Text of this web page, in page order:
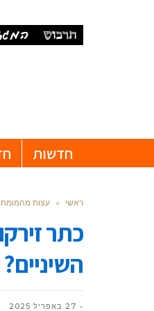
חדשות
ראשי » עצות
כתר
השיניים?
27 באפריל 2025